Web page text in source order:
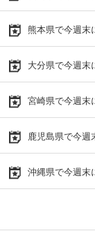
熊本県で今週末
大分県で今週末
宮崎県で今週末
鹿児島県で今週
沖縄県で今週末